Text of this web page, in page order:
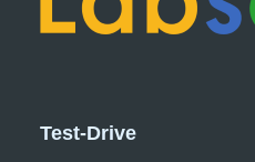
Test-Drive